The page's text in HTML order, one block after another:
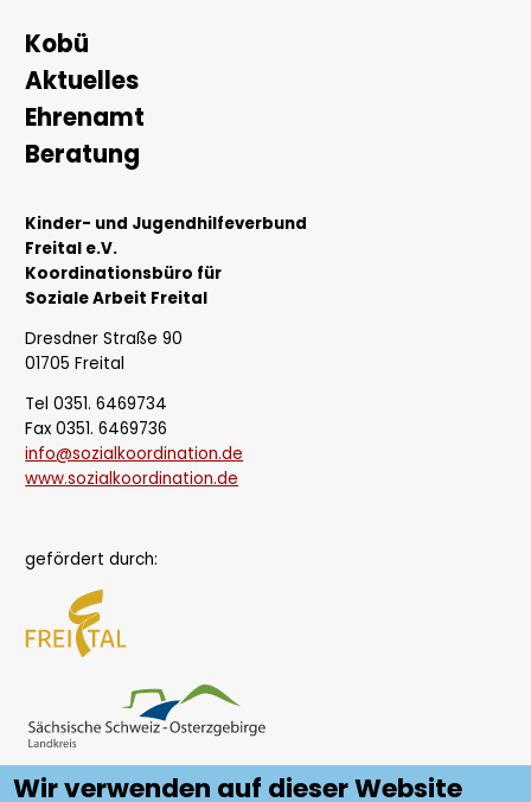
Hauptnavigation
Kobü
Aktuelles
Ehrenamt
Beratung
Kinder- und Jugendhilfeverbund
Freital e.V.
Koordinationsbüro für
Soziale Arbeit Freital
Dresdner Straße 90
01705 Freital
Tel 0351. 6469734
Fax 0351. 6469736
info@sozialkoordination.de
www.sozialkoordination.de
gefördert durch:
Wir verwenden auf dieser Website